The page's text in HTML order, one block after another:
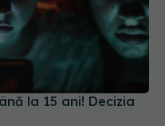
la 15 ani! Decizia